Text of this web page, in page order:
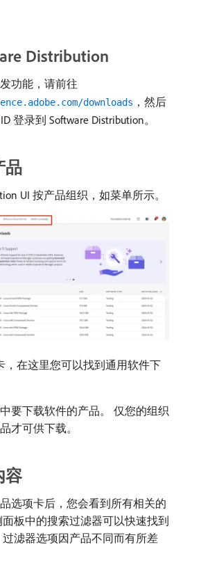
Distribution
功能，请前往
downloads ，然后
登录到 Software Distribution。
品
UI 按产品组织，如菜单所示。
，在这里您可以找到通用软件下
要下载软件的产品。 仅您的组织
才可供下载。
容
选项卡后，您会看到所有相关的
板中的搜索过滤器可以快速找到
滤器选项因产品不同而有所差